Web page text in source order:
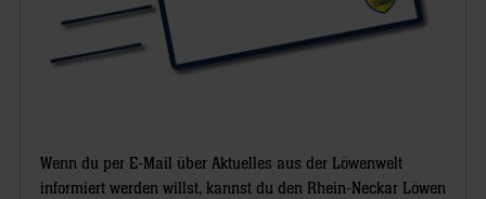
Wenn du per E-Mail über Aktuelles aus der Löwenwelt
informiert werden willst, kannst du den Rhein-Neckar Löwen